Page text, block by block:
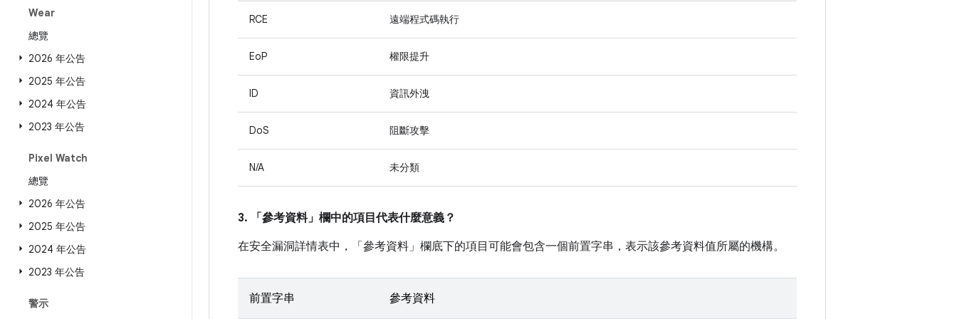
Wear
總覽
2026 年公告
2025 年公告
2024 年公告
2023 年公告
Pixel Watch
總覽
2026 年公告
2025 年公告
2024 年公告
2023 年公告
警示
RCE 遠端程式碼執行
EoP 權限提升
ID 資訊外洩
DoS 阻斷攻擊
N/A 未分類
3. 「參考資料」 欄中的項目代表什麼意義？
在安全漏洞詳情表中，「參考資料」 欄底下的項目可能會包含一個前置字串，表示該參考資料值所屬的機構。
前置字串 參考資料